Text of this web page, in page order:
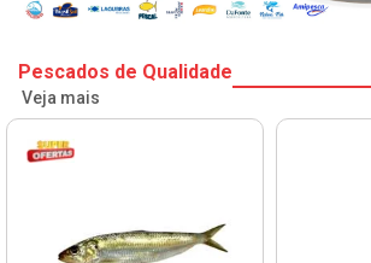
Pescados de Qualidade
Veja mais